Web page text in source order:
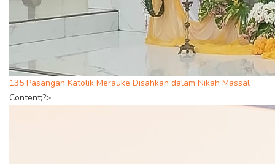
135 Pasangan Katolik Merauke Disahkan dalam Nikah Massal
Content;?>